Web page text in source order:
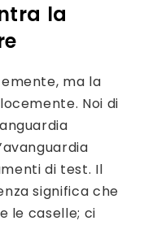
la
ma la
Noi di
di test. Il
significa che
le caselle; ci